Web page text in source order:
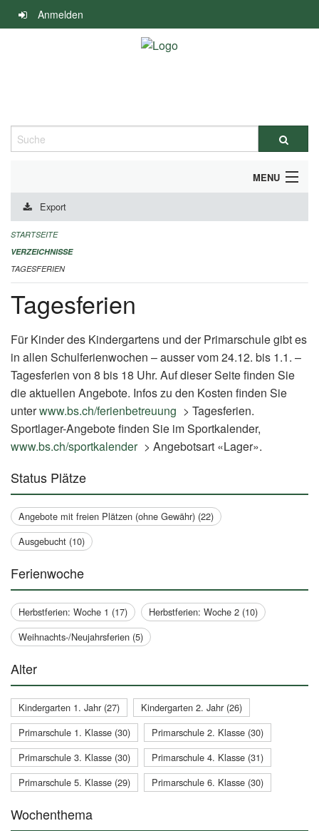
Navigation
überspringen
Anmelden
Suche
MENU
ALLGEMEINE INFORMATIONEN
IMPRESSUM
Export
STARTSEITE
VERZEICHNISSE
TAGESFERIEN
Tagesferien
Für Kinder des Kindergartens und der Primarschule gibt es
in allen Schulferienwochen – ausser vom 24.12. bis 1.1. –
Tagesferien von 8 bis 18 Uhr. Auf dieser Seite finden Sie
die aktuellen Angebote. Infos zu den Kosten finden Sie
unterwww.bs.ch/ferienbetreuung (External
Link)
> Tagesferien.
Sportlager-Angebote finden Sie im Sportkalender,
www.bs.ch/sportkalender (External
> Angebotsart «Lager».
Status Plätze
Angebote mit freien Plätzen (ohne Gewähr) (22)
Ausgebucht (10)
Ferienwoche
Herbstferien: Woche 1 (17)
Herbstferien: Woche 2 (10)
Weihnachts-/Neujahrsferien (5)
Alter
Kindergarten 1. Jahr (27)
Kindergarten 2. Jahr (26)
Primarschule 1. Klasse (30)
Primarschule 2. Klasse (30)
Primarschule 3. Klasse (30)
Primarschule 4. Klasse (31)
Primarschule 5. Klasse (29)
Primarschule 6. Klasse (30)
Wochenthema